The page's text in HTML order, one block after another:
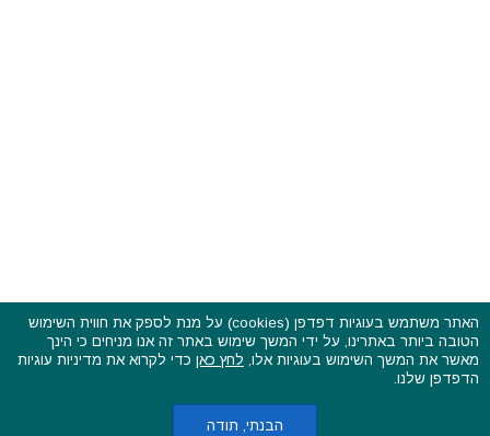
פסטיבלים וקרנבלים בעולם - כל הזכויות שמורות © 2015 - 2026
בשותפות עםCarniFest Online
האתר משתמש בעוגיות דפדפן (cookies) על מנת לספק את חווית השימוש
הטובה ביותר באתרינו, על ידי המשך שימוש באתר זה אנו מניחים כי הינך
מאשר את המשך השימוש בעוגיות אלו, לחץ כאן כדי לקרוא את מדיניות עוגיות
הדפדפן שלנו.